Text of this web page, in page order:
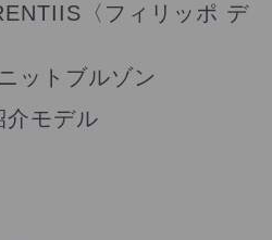
〈フィリッポ デ
ットブルゾン
介モデル